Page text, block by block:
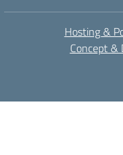
Hosting &
Concept &